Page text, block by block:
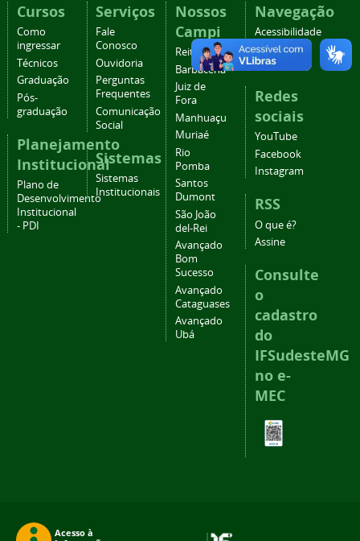
Cursos
Como
ingressar
Técnicos
Graduação
Pós-
graduação
Planejamento
Institucional
Plano de
Desenvolvimento
Institucional
- PDI
Serviços
Fale
Conosco
Ouvidoria
Perguntas
Frequentes
Comunicação
Social
Sistemas
Sistemas
Institucionais
Nossos
Campi
Reitoria
Barbacena
Juiz de
Fora
Manhuaçu
Muriaé
Rio
Pomba
Santos
Dumont
São João
del-Rei
Avançado
Bom
Sucesso
Avançado
Cataguases
Avançado
Ubá
Navegação
Acessibilidade
Mapa do
site
Redes
sociais
YouTube
Facebook
Instagram
RSS
O que é?
Assine
Consulte
o
cadastro
do
IFSudesteMG
no e-
MEC